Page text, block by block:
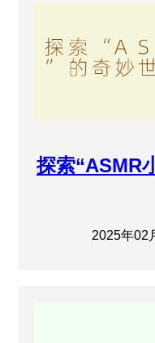
探索“ASMR
2025年02